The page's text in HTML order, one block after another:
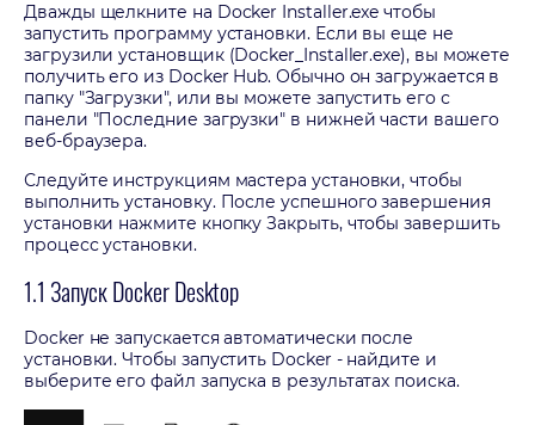
Дважды щелкните на Docker Installer.exe чтобы
запустить программу установки. Если вы еще не
загрузили установщик (Docker_Installer.exe), вы можете
получить его из Docker Hub. Обычно он загружается в
папку "Загрузки", или вы можете запустить его с
панели "Последние загрузки" в нижней части вашего
веб-браузера.
Следуйте инструкциям мастера установки, чтобы
выполнить установку. После успешного завершения
установки нажмите кнопку Закрыть, чтобы завершить
процесс установки.
1.1 Запуск Docker Desktop
Docker не запускается автоматически после
установки. Чтобы запустить Docker - найдите и
выберите его файл запуска в результатах поиска.